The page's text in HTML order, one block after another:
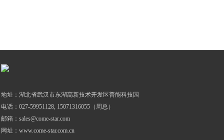
地址：湖北省武汉市东湖高新技术开发区普能科技园
电话 ： 027-59951128, 15071316055（周总）
邮箱： sales@come-star.com
网址： www.come-star.com.cn